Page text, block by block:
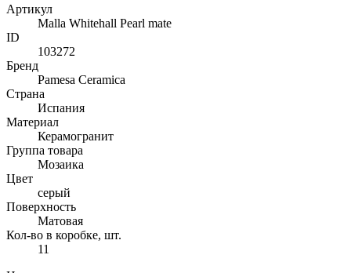
Артикул
Malla Whitehall Pearl mate
ID
103272
Бренд
Pamesa Ceramica
Страна
Испания
Материал
Керамогранит
Группа товара
Мозаика
Цвет
серый
Поверхность
Матовая
Кол-во в коробке, шт.
11